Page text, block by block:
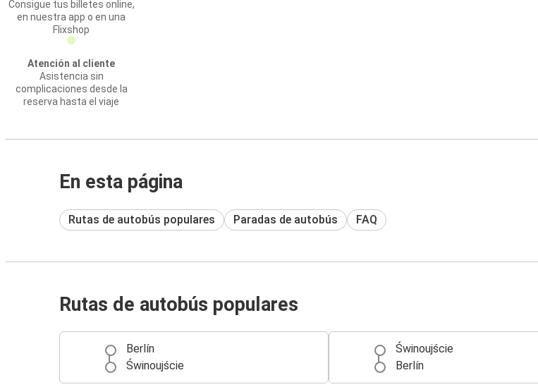
Consigue tus billetes online,
en nuestra app o en una
Flixshop
Atención al cliente
Asistencia sin
complicaciones desde la
reserva hasta el viaje
En esta página
Rutas de autobús populares Paradas de autobús FAQ
Rutas de autobús populares
Berlín
Świnoujście
Świnoujście
Berlín